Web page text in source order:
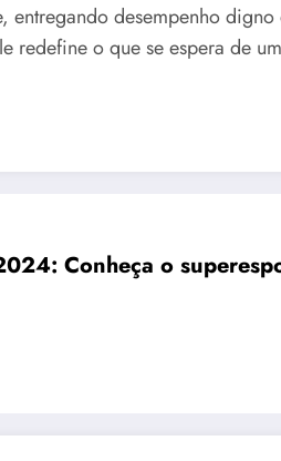
desempenho
redefine o que se espera de
Conheça o